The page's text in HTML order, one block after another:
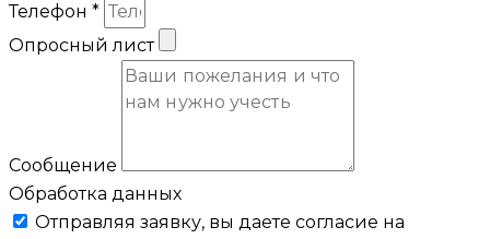
Телефон *
Опросный лист
Сообщение
Обработка данных
Отправляя заявку, вы даете согласие на